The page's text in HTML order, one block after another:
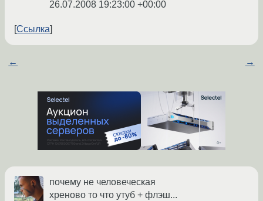
26.07.2008 19:23:00 +00:00
Ссылка
← →
почему не человеческая
хреново то что утуб + флэш...